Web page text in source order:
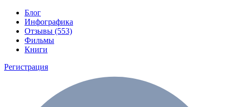
Блог
Инфографика
Отзывы (553)
Фильмы
Книги
Регистрация